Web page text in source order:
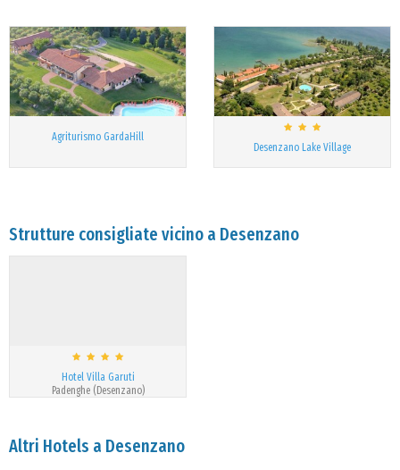
Agriturismo GardaHill
Desenzano Lake Village
Strutture consigliate vicino a Desenzano
Hotel Villa Garuti
Padenghe (Desenzano)
Altri Hotels a Desenzano